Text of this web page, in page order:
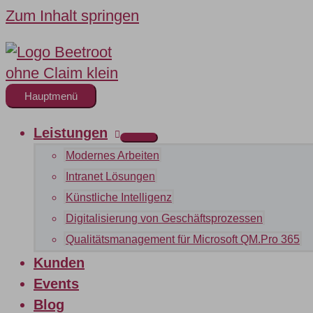
Zum Inhalt springen
Hauptmenü
Leistungen
Modernes Arbeiten
Intranet Lösungen
Künstliche Intelligenz
Digitalisierung von Geschäftsprozessen
Qualitätsmanagement für Microsoft QM.Pro 365
Kunden
Events
Blog